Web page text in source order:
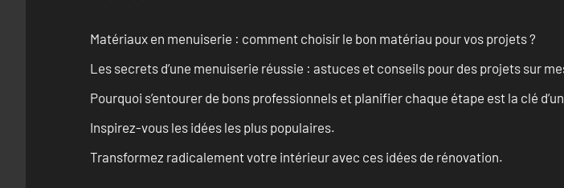
Matériaux en menuiserie : comment choisir le bon matériau pour vos projets ?
Les secrets d’une menuiserie réussie : astuces et conseils pour des projets sur
Pourquoi s’entourer de bons professionnels et planifier chaque étape est la clé
Inspirez-vous les idées les plus populaires.
Transformez radicalement votre intérieur avec ces idées de rénovation.